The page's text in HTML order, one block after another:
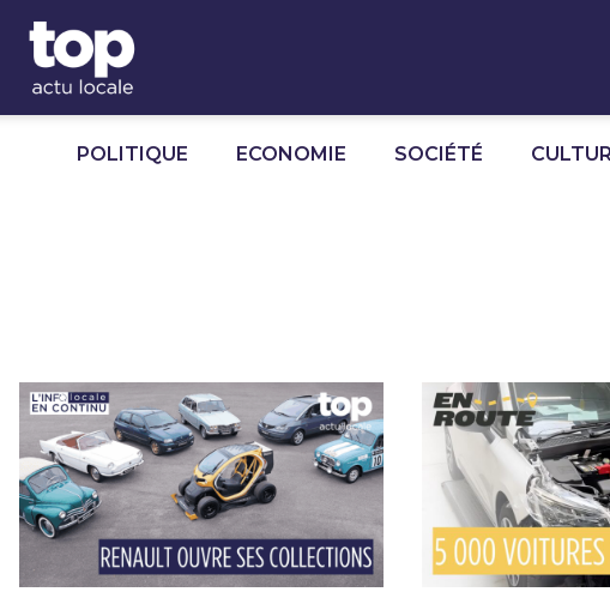
POLITIQUE ECONOMIE SOCIÉTÉ